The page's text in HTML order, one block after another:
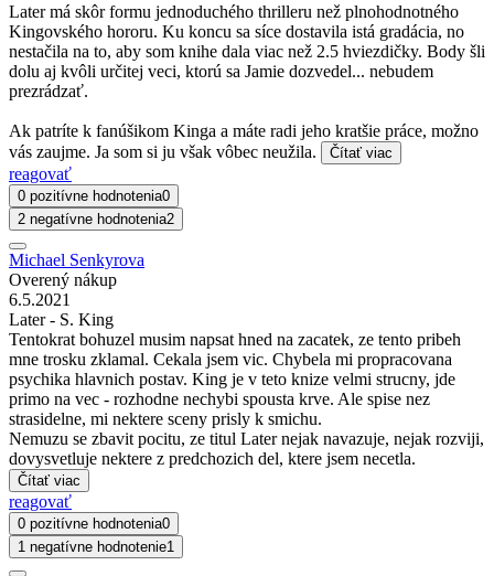
Later má skôr formu jednoduchého thrilleru než plnohodnotného
Kingovského hororu. Ku koncu sa síce dostavila istá gradácia, no
nestačila na to, aby som knihe dala viac než 2.5 hviezdičky. Body šli
dolu aj kvôli určitej veci, ktorú sa Jamie dozvedel... nebudem
prezrádzať.
Ak patríte k fanúšikom Kinga a máte radi jeho kratšie práce, možno
vás zaujme. Ja som si ju však vôbec neužila.
Čítať viac
reagovať
0 pozitívne hodnotenia0
2 negatívne hodnotenia2
Michael Senkyrova
Overený nákup
6.5.2021
Later - S. King
Tentokrat bohuzel musim napsat hned na zacatek, ze tento pribeh
mne trosku zklamal. Cekala jsem vic. Chybela mi propracovana
psychika hlavnich postav. King je v teto knize velmi strucny, jde
primo na vec - rozhodne nechybi spousta krve. Ale spise nez
strasidelne, mi nektere sceny prisly k smichu.
Nemuzu se zbavit pocitu, ze titul Later nejak navazuje, nejak rozviji,
dovysvetluje nektere z predchozich del, ktere jsem necetla.
Čítať viac
reagovať
0 pozitívne hodnotenia0
1 negatívne hodnotenie1